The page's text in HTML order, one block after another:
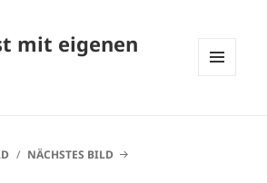
mit eigenen
NÄCHSTES BILD